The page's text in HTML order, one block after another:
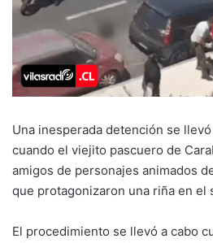
Una inesperada detención se
cuando el viejito pascuero de
amigos de personajes animados
que protagonizaron una riña en el
El procedimiento se llevó a cabo